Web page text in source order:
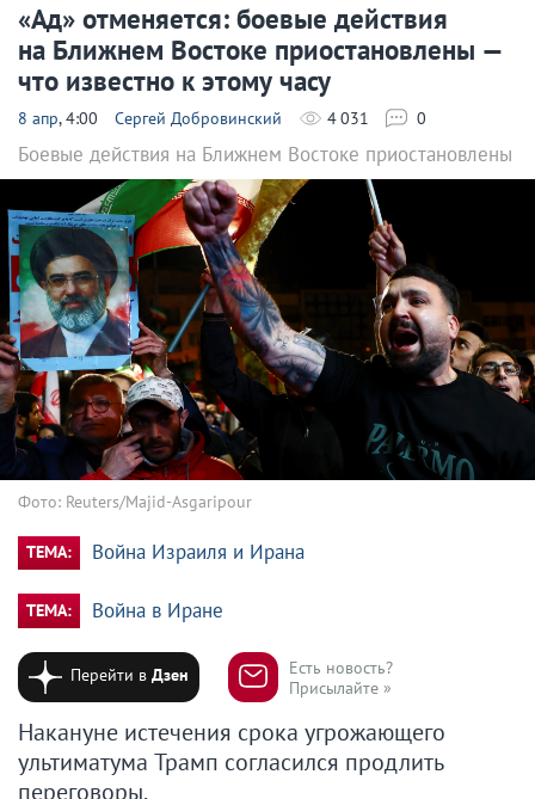
«Ад» отменяется: боевые действия
на Ближнем Востоке приостановлены —
что известно к этому часу
8 апр, 4:00 Сергей Добровинский 4 031 0
Боевые действия на Ближнем Востоке приостановлены
Фото: Reuters/Majid-Asgaripour
ТЕМА: Война Израиля и Ирана
ТЕМА: Война в Иране
Перейти вДзен
Есть новость?
Присылайте »
Накануне истечения срока угрожающего
ультиматума Трамп согласился продлить
переговоры.